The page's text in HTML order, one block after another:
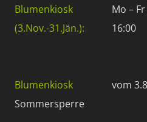
Blumenkiosk
(3.Nov.-31.Jän.):
Mo –
16:00
Blumenkiosk
Sommersperre
vom